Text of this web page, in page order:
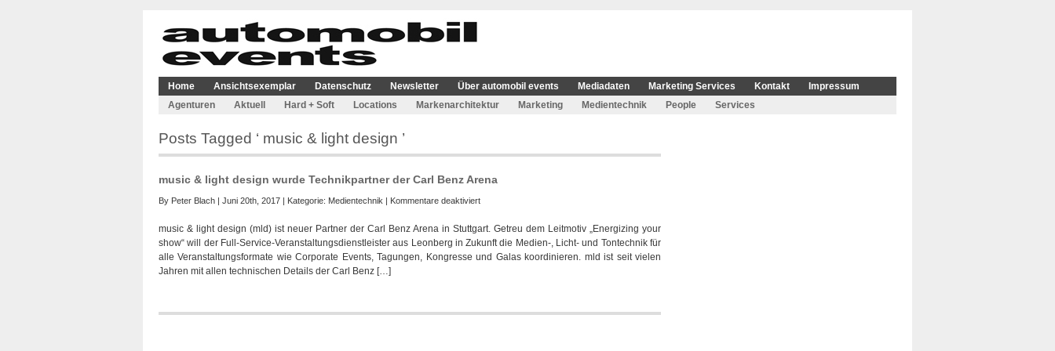
Home Ansichtsexemplar Datenschutz Newsletter Über automobil events Mediadaten Marketing Services Kontakt
Impressum
Agenturen
Aktuell Hard + Soft Locations Markenarchitektur Marketing Medientechnik People Services
Posts Tagged ‘ music & light design ’
music & light design wurde Technikpartner der Carl Benz Arena
By Peter Blach | Juni 20th, 2017 | Kategorie: Medientechnik | Kommentare deaktiviertfür
&
light
design
Carl
music & light design (mld) ist neuer Partner der Carl Benz Arena in Stuttgart. Getreu dem Leitmotiv „Energizing your
show“ will der Full-Service-Veranstaltungsdienstleister aus Leonberg in Zukunft die Medien-, Licht- und Tontechnik für
alle Veranstaltungsformate wie Corporate Events, Tagungen, Kongresse und Galas koordinieren. mld ist seit vielen
Jahren mit allen technischen Details der Carl Benz […]